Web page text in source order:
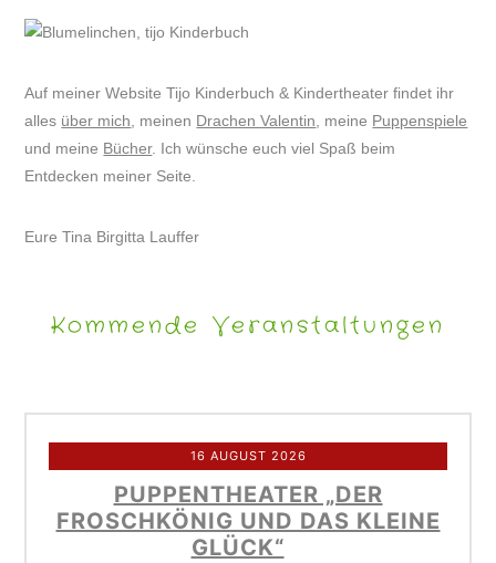
Auf meiner Website Tijo Kinderbuch & Kindertheater findet ihr
alles über mich , meinen Drachen Valentin , meine Puppenspiele
und meine Bücher. Ich wünsche euch viel Spaß beim
Entdecken meiner Seite.
Eure Tina Birgitta Lauffer
Kommende Veranstaltungen
16 AUGUST 2026
PUPPENTHEATER „DER
FROSCHKÖNIG UND DAS KLEINE
GLÜCK“